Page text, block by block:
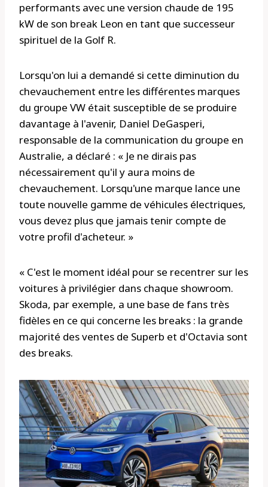
performants avec une version chaude de 195
kW de son break Leon en tant que successeur
spirituel de la Golf R.
Lorsqu'on lui a demandé si cette diminution du
chevauchement entre les différentes marques
du groupe VW était susceptible de se produire
davantage à l'avenir, Daniel DeGasperi,
responsable de la communication du groupe en
Australie, a déclaré : « Je ne dirais pas
nécessairement qu'il y aura moins de
chevauchement. Lorsqu'une marque lance une
toute nouvelle gamme de véhicules électriques,
vous devez plus que jamais tenir compte de
votre profil d'acheteur. »
« C'est le moment idéal pour se recentrer sur les
voitures à privilégier dans chaque showroom.
Skoda, par exemple, a une base de fans très
fidèles en ce qui concerne les breaks : la grande
majorité des ventes de Superb et d'Octavia sont
des breaks.